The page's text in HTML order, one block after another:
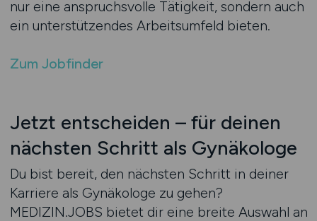
nur eine anspruchsvolle Tätigkeit, sondern auch
ein unterstützendes Arbeitsumfeld bieten.
Zum Jobfinder
Jetzt entscheiden – für deinen
nächsten Schritt als Gynäkologe
Du bist bereit, den nächsten Schritt in deiner
Karriere als Gynäkologe zu gehen?
MEDIZIN.JOBS bietet dir eine breite Auswahl an